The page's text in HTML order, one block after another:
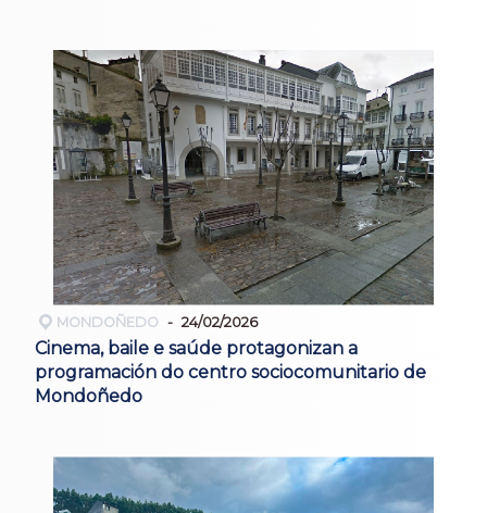
MONDOÑEDO 24/02/2026
Cinema, baile e saúde protagonizan a
programación do centro sociocomunitario de
Mondoñedo